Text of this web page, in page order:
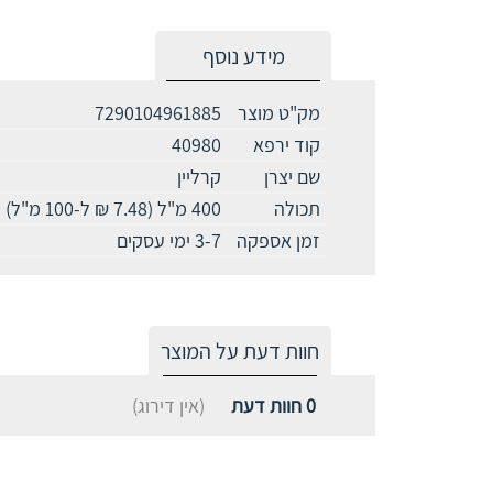
מידע נוסף
מק"ט מוצר
7290104961885
קוד ירפא
40980
שם יצרן
קרליין
תכולה
400 מ"ל (7.48 ₪ ל-100 מ"ל)
זמן אספקה
3-7 ימי עסקים
חוות דעת על המוצר
0חוות דעת (אין דירוג)